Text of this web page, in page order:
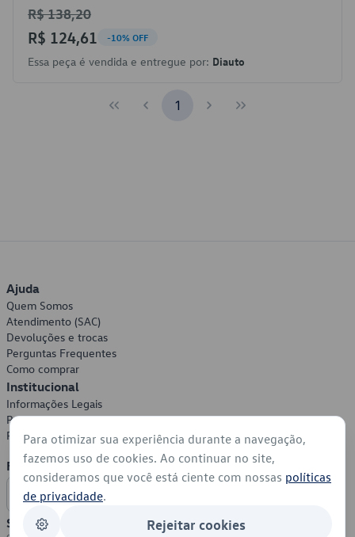
R$ 138,20
R$ 124,61 -10% OFF
Essa peça é vendida e entregue por: Diauto
1
Ajuda
Quem Somos
Atendimento (SAC)
Devoluções e trocas
Perguntas Frequentes
Como comprar
Institucional
Informações Legais
Política de Privacidade
Política de Cookies
Formas de Pagamento
Segurança
Para otimizar sua experiência durante a navegação,
fazemos uso de cookies. Ao continuar no site,
consideramos que você está ciente com nossas políticas
de privacidade.
Rejeitar cookies